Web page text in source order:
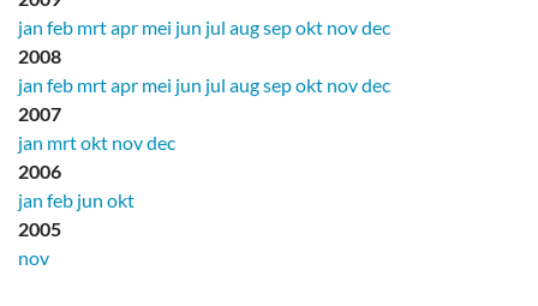
jan feb mrtapr mei jun jul augsepokt novdec
2008
jan feb mrtapr mei jun jul augsepokt novdec
2007
jan mrtokt novdec
2006
jan feb jun okt
2005
nov